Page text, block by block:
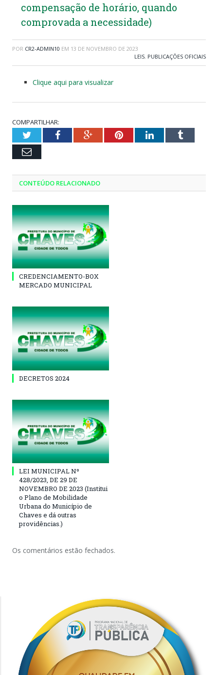
compensação de horário, quando
comprovada a necessidade)
POR CR2-ADMIN10 EM 13 DE NOVEMBRO DE 2023
LEIS, PUBLICAÇÕES OFICIAIS
Clique aqui para visualizar
COMPARTILHAR:
TwitterFacebookGoogle+PinterestLinkedInTumblr
Email
CONTEÚDO RELACIONADO
CREDENCIAMENTO-BOX
MERCADO MUNICIPAL
DECRETOS 2024
LEI MUNICIPAL Nº
428/2023, DE 29 DE
NOVEMBRO DE 2023 (Institui
o Plano de Mobilidade
Urbana do Município de
Chaves e dá outras
providências.)
Os comentários estão fechados.